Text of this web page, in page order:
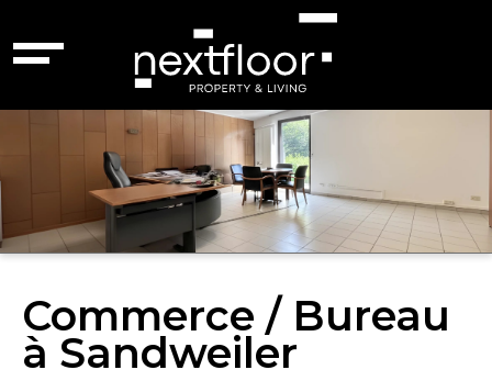
Commerce / Bureau
à Sandweiler